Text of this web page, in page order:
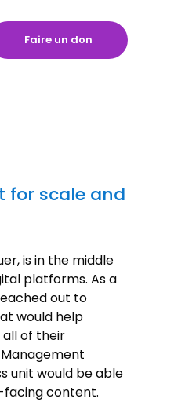
Faire un don
for scale and
is in the middle
platforms. As a
out to
would help
all of their
unit would be able
facing content.